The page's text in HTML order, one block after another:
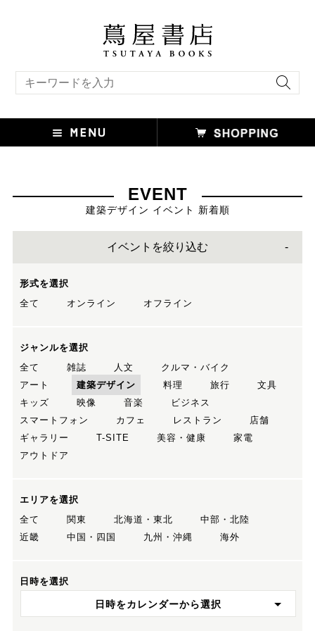
EVENT
建築デザイン イベント 新着順
イベントを絞り込む
形式を選択
全て
オンライン オフライン
ジャンルを選択
全て
雑誌 人文
クルマ・バイク
アート
建築デザイン 料理 旅行
文具
キッズ
映像 音楽
ビジネス
スマートフォン
カフェ レストラン
店舗
ギャラリー
T-SITE 美容・健康
家電
アウトドア
エリアを選択
全て
関東 北海道・東北
中部・北陸
近畿
中国・四国 九州・沖縄 海外
日時を選択
日時をカレンダーから選択